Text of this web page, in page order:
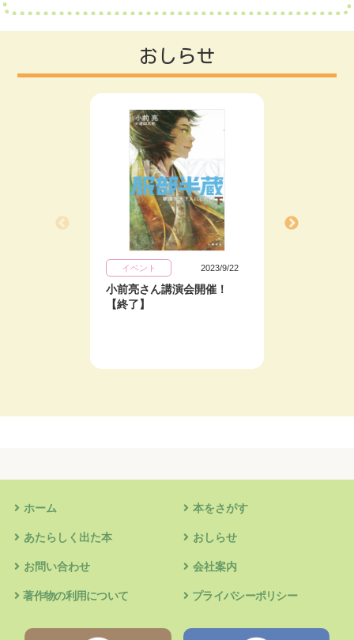
おしらせ
イベント 2023/9/22
小前亮さん講演会開催！
【終了】
ホーム 本をさがす
あたらしく出た本 おしらせ
お問い合わせ 会社案内
著作物の利用について プライバシーポリシー